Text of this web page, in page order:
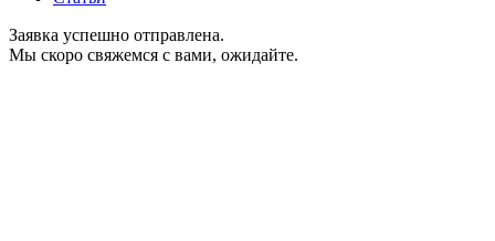
Заявка успешно отправлена.
Мы скоро свяжемся с вами, ожидайте.